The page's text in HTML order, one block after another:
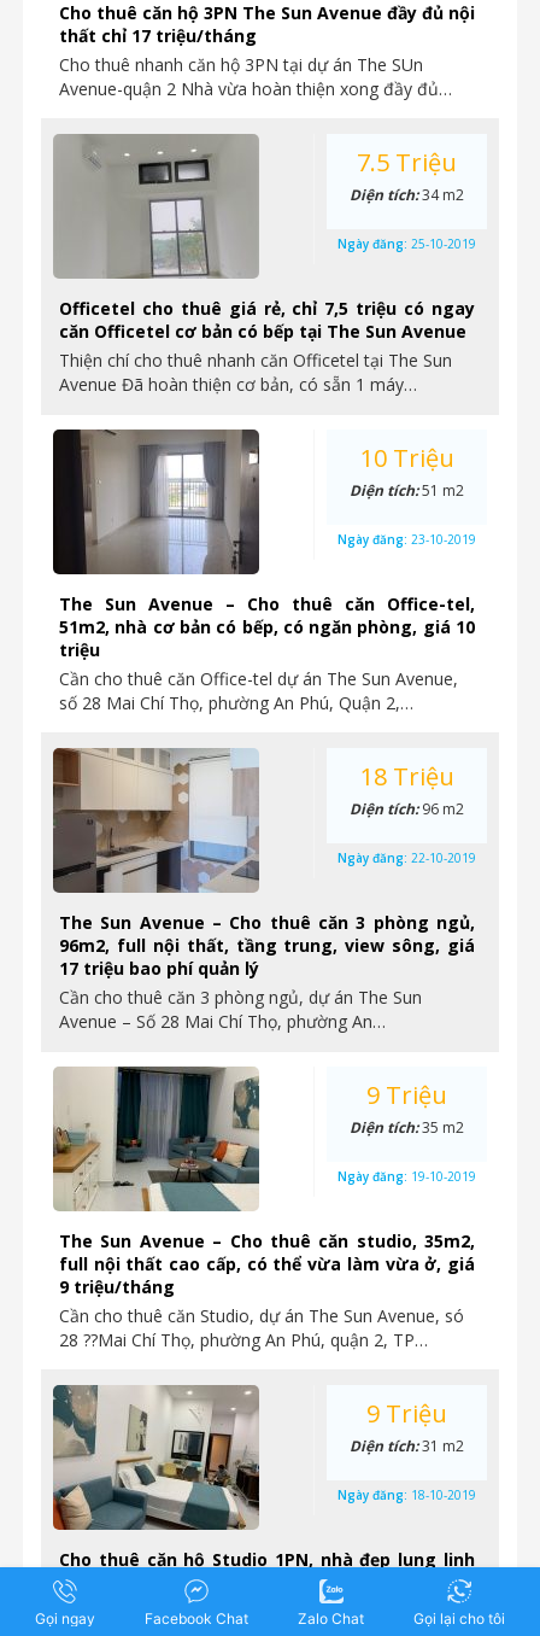
Cho thuê căn hộ 3PN The Sun Avenue đầy đủ nội
thất chỉ 17 triệu/tháng
Cho thuê nhanh căn hộ 3PN tại dự án The SUn
Avenue-quận 2 Nhà vừa hoàn thiện xong đầy đủ…
Officetel cho thuê giá rẻ, chỉ 7,5 triệu có ngay
căn Officetel cơ bản có bếp tại The Sun Avenue
Thiện chí cho thuê nhanh căn Officetel tại The Sun
Avenue Đã hoàn thiện cơ bản, có sẵn 1 máy…
7.5 Triệu
Diện tích:34 m2
Ngày đăng: 25-10-2019
The Sun Avenue – Cho thuê căn Office-tel,
51m2, nhà cơ bản có bếp, có ngăn phòng, giá 10
triệu
Cần cho thuê căn Office-tel dự án The Sun Avenue,
số 28 Mai Chí Thọ, phường An Phú, Quận 2,…
10 Triệu
Diện tích:51 m2
Ngày đăng: 23-10-2019
The Sun Avenue – Cho thuê căn 3 phòng ngủ,
96m2, full nội thất, tầng trung, view sông, giá
17 triệu bao phí quản lý
Cần cho thuê căn 3 phòng ngủ, dự án The Sun
Avenue – Số 28 Mai Chí Thọ, phường An…
18 Triệu
Diện tích:96 m2
Ngày đăng: 22-10-2019
The Sun Avenue – Cho thuê căn studio, 35m2,
full nội thất cao cấp, có thể vừa làm vừa ở, giá
9 triệu/tháng
Cần cho thuê căn Studio, dự án The Sun Avenue, só
28 ??Mai Chí Thọ, phường An Phú, quận 2, TP…
9 Triệu
Diện tích:35 m2
Ngày đăng: 19-10-2019
Cho thuê căn hộ Studio 1PN, nhà đẹp lung linh
tại The Sun Avenue chỉ 9 triệu/tháng
Cho thuê nhanh căn hộ Studio 1PN chung cư cao cấp
9 Triệu
Diện tích:31 m2
Ngày đăng: 18-10-2019
Gọi ngay Facebook Chat Zalo Chat Gọi lại cho tôi